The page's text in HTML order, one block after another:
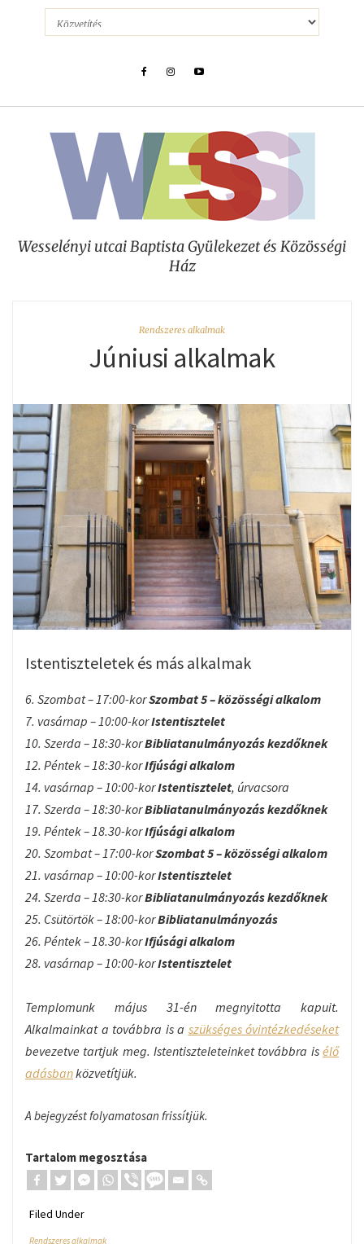
Wesselényi utcai Baptista Gyülekezet és Közösségi
Ház
Rendszeres alkalmak
Júniusi alkalmak
Istentiszteletek és más alkalmak
6. Szombat – 17:00-korSzombat 5 – közösségi alkalom
7. vasárnap – 10:00-korIstentisztelet
10. Szerda – 18:30-korBibliatanulmányozás kezdőknek
12. Péntek – 18:30-korIfjúsági alkalom
14. vasárnap – 10:00-korIstentisztelet, úrvacsora
17. Szerda – 18:30-korBibliatanulmányozás kezdőknek
19. Péntek – 18.30-korIfjúsági alkalom
20. Szombat – 17:00-korSzombat 5 – közösségi alkalom
21. vasárnap – 10:00-korIstentisztelet
24. Szerda – 18:30-korBibliatanulmányozás kezdőknek
25. Csütörtök – 18:00-korBibliatanulmányozás
26. Péntek – 18.30-korIfjúsági alkalom
28. vasárnap – 10:00-korIstentisztelet
Templomunk május 31-én megnyitotta kapuit.
Alkalmainkat a továbbra is a szükséges óvintézkedéseket
bevezetve tartjuk meg. Istentiszteleteinket továbbra is élő
adásbanközvetítjük.
A bejegyzést folyamatosan frissítjük.
Tartalom megosztása
Filed Under
Rendszeres alkalmak